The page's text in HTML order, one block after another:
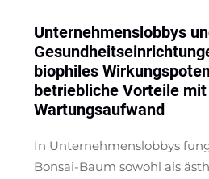
Unternehmenslobbys
biophiles
betriebliche Vorteile
Wartungsaufwand
In Unternehmenslobbys
Bonsai-Baum sowohl als